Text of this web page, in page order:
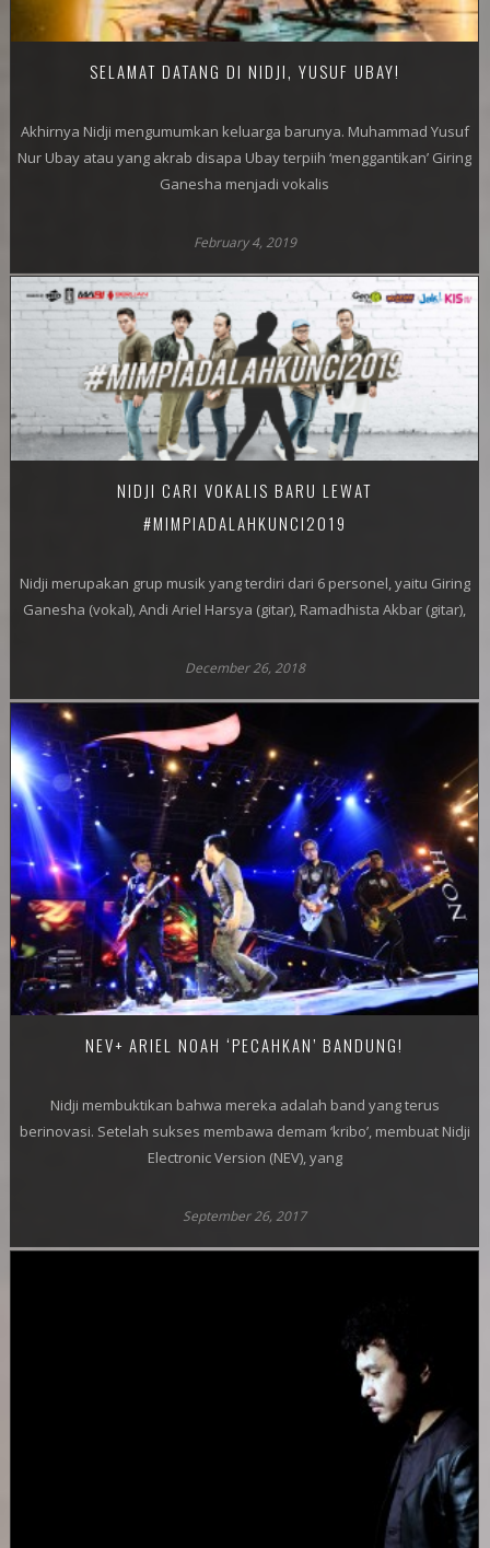
SELAMAT DATANG DI NIDJI, YUSUF UBAY!
Akhirnya Nidji mengumumkan keluarga barunya. Muhammad Yusuf
Nur Ubay atau yang akrab disapa Ubay terpiih ‘menggantikan’ Giring
Ganesha menjadi vokalis
February 4, 2019
NIDJI CARI VOKALIS BARU LEWAT
#MIMPIADALAHKUNCI2019
Nidji merupakan grup musik yang terdiri dari 6 personel, yaitu Giring
Ganesha (vokal), Andi Ariel Harsya (gitar), Ramadhista Akbar (gitar),
December 26, 2018
NEV+ ARIEL NOAH ‘PECAHKAN’ BANDUNG!
Nidji membuktikan bahwa mereka adalah band yang terus
berinovasi. Setelah sukses membawa demam ‘kribo’, membuat Nidji
Electronic Version (NEV), yang
September 26, 2017